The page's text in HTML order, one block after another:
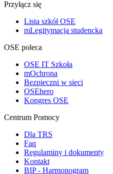
Przyłącz się
Lista szkół OSE
mLegitymacja studencka
OSE poleca
OSE IT Szkoła
mOchrona
Bezpieczni w sieci
OSEhero
Kongres OSE
Centrum Pomocy
Dla TRS
Faq
Regulaminy i dokumenty
Kontakt
BIP - Harmonogram